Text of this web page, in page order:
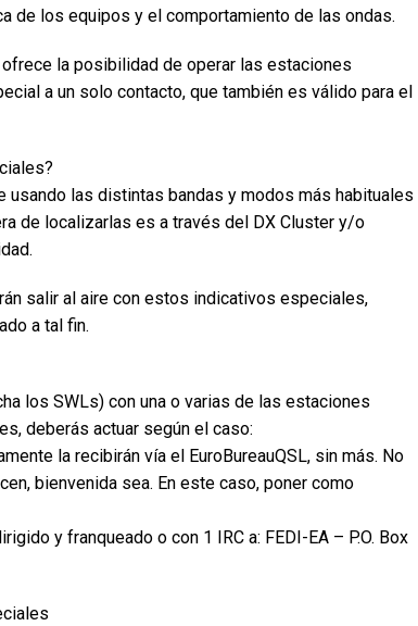
de los equipos y el comportamiento de las ondas.
la posibilidad de operar las estaciones
a un solo contacto, que también es válido para el
usando las distintas bandas y modos más habituales
de localizarlas es a través del DX Cluster y/o
salir al aire con estos indicativos especiales,
a tal fin.
los SWLs) con una o varias de las estaciones
deberás actuar según el caso:
la recibirán vía el EuroBureauQSL, sin más. No
bienvenida sea. En este caso, poner como
y franqueado o con 1 IRC a: FEDI-EA – P.O. Box